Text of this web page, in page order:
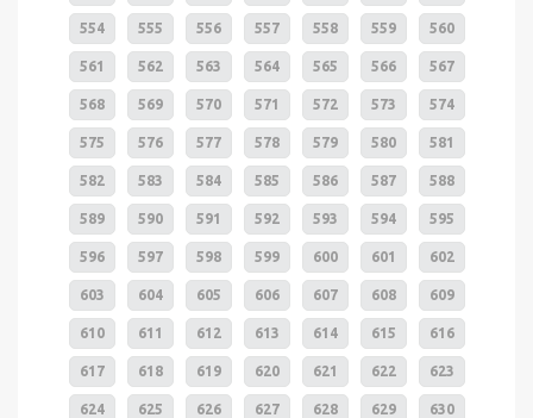
554 555 556 557 558 559 560
561 562 563 564 565 566 567
568 569 570 571 572 573 574
575 576 577 578 579 580 581
582 583 584 585 586 587 588
589 590 591 592 593 594 595
596 597 598 599 600 601 602
603 604 605 606 607 608 609
610 611 612 613 614 615 616
617 618 619 620 621 622 623
624 625 626 627 628 629 630